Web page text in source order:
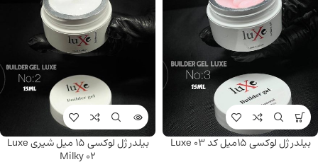
بیلدر ژل لوکسی 15میل کد Luxe 03
بیلدر ژل لوکسی 15 میل شیری Luxe
Milky 02